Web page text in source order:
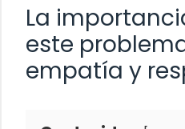
La
este
empatía y